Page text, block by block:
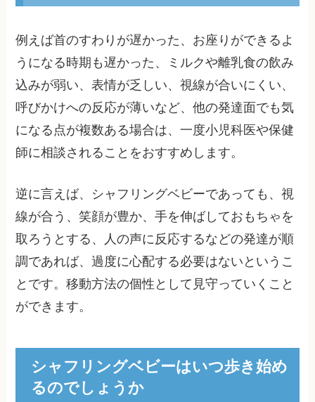
例えば首のすわりが遅かった、お座りができるよ
うになる時期も遅かった、ミルクや離乳食の飲み
込みが弱い、表情が乏しい、視線が合いにくい、
呼びかけへの反応が薄いなど、他の発達面でも気
になる点が複数ある場合は、一度小児科医や保健
師に相談されることをおすすめします。
逆に言えば、シャフリングベビーであっても、視
線が合う、笑顔が豊か、手を伸ばしておもちゃを
取ろうとする、人の声に反応するなどの発達が順
調であれば、過度に心配する必要はないというこ
とです。移動方法の個性として見守っていくこと
ができます。
シャフリングベビーはいつ歩き始め
るのでしょうか